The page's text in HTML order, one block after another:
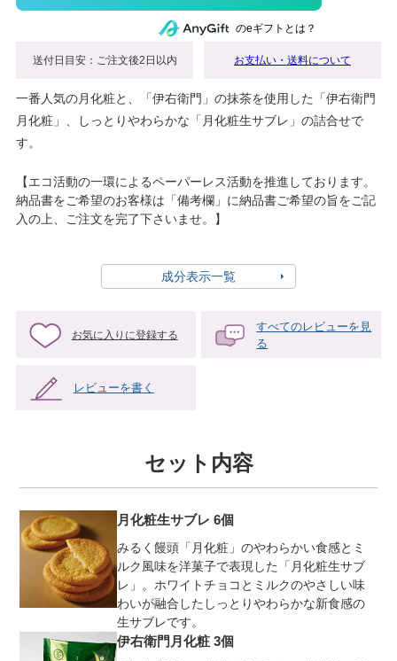
のeギフトとは？
送付日目安：ご注文後2日以内 お支払い・送料について
一番人気の月化粧と、「伊右衛門」の抹茶を使用した「伊右衛門
月化粧」、しっとりやわらかな「月化粧生サブレ」の詰合せで
す。
【エコ活動の一環によるペーパーレス活動を推進しております。
納品書をご希望のお客様は「備考欄」に納品書ご希望の旨をご記
入の上、ご注文を完了下さいませ。】
成分表示一覧
お気に入りに登録する
すべてのレビューを見
る
レビューを書く
セット内容
月化粧生サブレ 6個
みるく饅頭「月化粧」のやわらかい食感とミ
ルク風味を洋菓子で表現した「月化粧生サブ
レ」。ホワイトチョコとミルクのやさしい味
わいが融合したしっとりやわらかな新食感の
生サブレです。
伊右衛門月化粧 3個